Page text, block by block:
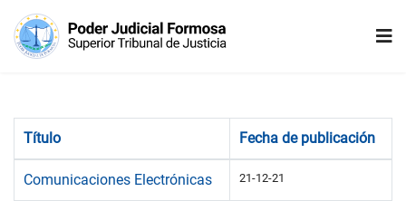
Título Fecha de publicación
Comunicaciones Electrónicas 21-12-21